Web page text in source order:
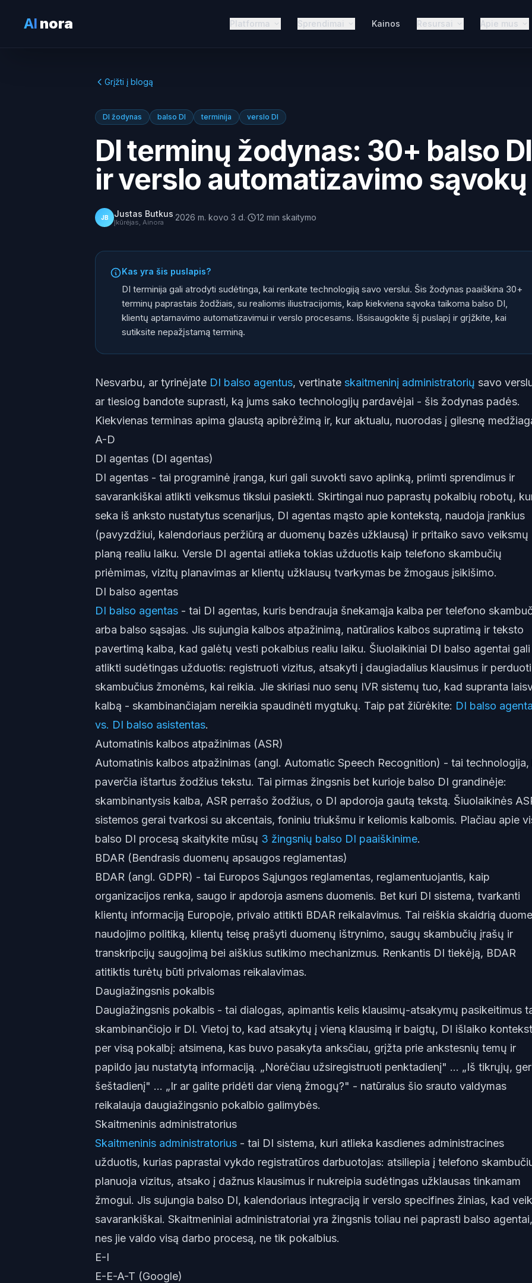
AI nora Platforma Sprendimai Kainos Resursai Apie mus
Grįžti į blogą
DI žodynas balso DI terminija verslo DI
DI terminų žodynas: 30+ balso DI
ir verslo automatizavimo sąvokų
JB Justas Butkus
Įkūrėjas, Ainora ·2026 m. kovo 3 d.· 12 min skaitymo
Kas yra šis puslapis?
DI terminija gali atrodyti sudėtinga, kai renkate technologiją savo verslui. Šis žodynas paaiškina 30+
terminų paprastais žodžiais, su realiomis iliustracijomis, kaip kiekviena sąvoka taikoma balso DI,
klientų aptarnavimo automatizavimui ir verslo procesams. Išsisaugokite šį puslapį ir grįžkite, kai
sutiksite nepažįstamą terminą.
Nesvarbu, ar tyrinėjate DI balso agentus, vertinate skaitmeninį administratorių savo
ar tiesiog bandote suprasti, ką jums sako technologijų pardavėjai - šis žodynas padės.
Kiekvienas terminas apima glaustą apibrėžimą ir, kur aktualu, nuorodas į gilesnę
A-D
DI agentas (DI agentas)
DI agentas - tai programinė įranga, kuri gali suvokti savo aplinką, priimti sprendimus ir
savarankiškai atlikti veiksmus tikslui pasiekti. Skirtingai nuo paprastų pokalbių robotų,
seka iš anksto nustatytus scenarijus, DI agentas mąsto apie kontekstą, naudoja įrankius
(pavyzdžiui, kalendoriaus peržiūrą ar duomenų bazės užklausą) ir pritaiko savo veiksmų
planą realiu laiku. Versle DI agentai atlieka tokias užduotis kaip telefono skambučių
priėmimas, vizitų planavimas ar klientų užklausų tvarkymas be žmogaus įsikišimo.
DI balso agentas
DI balso agentas - tai DI agentas, kuris bendrauja šnekamąja kalba per telefono
arba balso sąsajas. Jis sujungia kalbos atpažinimą, natūralios kalbos supratimą ir teksto
pavertimą kalba, kad galėtų vesti pokalbius realiu laiku. Šiuolaikiniai DI balso agentai gali
atlikti sudėtingas užduotis: registruoti vizitus, atsakyti į daugiadalius klausimus ir perduoti
skambučius žmonėms, kai reikia. Jie skiriasi nuo senų IVR sistemų tuo, kad supranta
kalbą - skambinančiajam nereikia spaudinėti mygtukų. Taip pat žiūrėkite: DI balso
vs. DI balso asistentas.
Automatinis kalbos atpažinimas (ASR)
Automatinis kalbos atpažinimas (angl. Automatic Speech Recognition) - tai technologija,
paverčia ištartus žodžius tekstu. Tai pirmas žingsnis bet kurioje balso DI grandinėje:
skambinantysis kalba, ASR perrašo žodžius, o DI apdoroja gautą tekstą. Šiuolaikinės
sistemos gerai tvarkosi su akcentais, foniniu triukšmu ir keliomis kalbomis. Plačiau apie
balso DI procesą skaitykite mūsų 3 žingsnių balso DI paaiškinime.
BDAR (Bendrasis duomenų apsaugos reglamentas)
BDAR (angl. GDPR) - tai Europos Sąjungos reglamentas, reglamentuojantis, kaip
organizacijos renka, saugo ir apdoroja asmens duomenis. Bet kuri DI sistema, tvarkanti
klientų informaciją Europoje, privalo atitikti BDAR reikalavimus. Tai reiškia skaidrią
naudojimo politiką, klientų teisę prašyti duomenų ištrynimo, saugų skambučių įrašų ir
transkripcijų saugojimą bei aiškius sutikimo mechanizmus. Renkantis DI tiekėją, BDAR
atitiktis turėtų būti privalomas reikalavimas.
Daugiažingsnis pokalbis
Daugiažingsnis pokalbis - tai dialogas, apimantis kelis klausimų-atsakymų pasikeitimus
skambinančiojo ir DI. Vietoj to, kad atsakytų į vieną klausimą ir baigtų, DI išlaiko
per visą pokalbį: atsimena, kas buvo pasakyta anksčiau, grįžta prie ankstesnių temų ir
papildo jau nustatytą informaciją. „Norėčiau užsiregistruoti penktadienį" ... „Iš tikrųjų,
šeštadienį" ... „Ir ar galite pridėti dar vieną žmogų?" - natūralus šio srauto valdymas
reikalauja daugiažingsnio pokalbio galimybės.
Skaitmeninis administratorius
Skaitmeninis administratorius - tai DI sistema, kuri atlieka kasdienes administracines
užduotis, kurias paprastai vykdo registratūros darbuotojas: atsiliepia į telefono
planuoja vizitus, atsako į dažnus klausimus ir nukreipia sudėtingas užklausas tinkamam
žmogui. Jis sujungia balso DI, kalendoriaus integraciją ir verslo specifines žinias, kad
savarankiškai. Skaitmeniniai administratoriai yra žingsnis toliau nei paprasti balso agentai,
nes jie valdo visą darbo procesą, ne tik pokalbius.
E-I
E-E-A-T (Google)